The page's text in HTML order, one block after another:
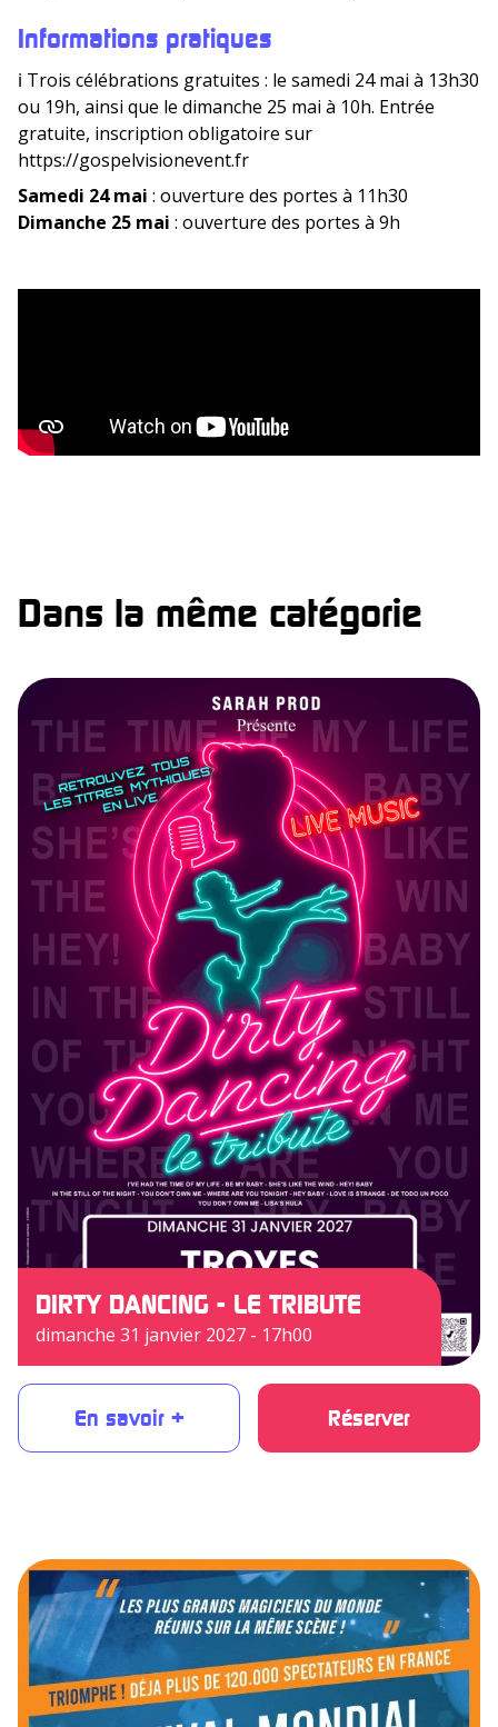
Informations pratiques
ℹ️ Trois célébrations gratuites : le samedi 24 mai à 13h30
ou 19h, ainsi que le dimanche 25 mai à 10h. Entrée
gratuite, inscription obligatoire sur
https://gospelvisionevent.fr
Samedi 24 mai : ouverture des portes à 11h30
Dimanche 25 mai : ouverture des portes à 9h
Dans la même catégorie
DIRTY DANCING - LE TRIBUTE
dimanche 31 janvier 2027 - 17h00
En savoir + Réserver